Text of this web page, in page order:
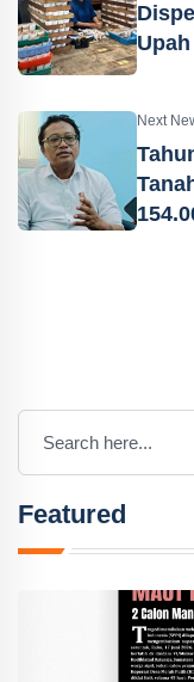
Next
Featured